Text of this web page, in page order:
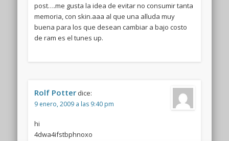
post….me gusta la idea de evitar no consumir tanta
memoria, con skin.aaa al que una alluda muy
buena para los que desean cambiar a bajo costo
de ram es el tunes up.
Rolf Potter dice:
9 enero, 2009 a las 9:40 pm
hi
4dwa4ifstbphnoxo